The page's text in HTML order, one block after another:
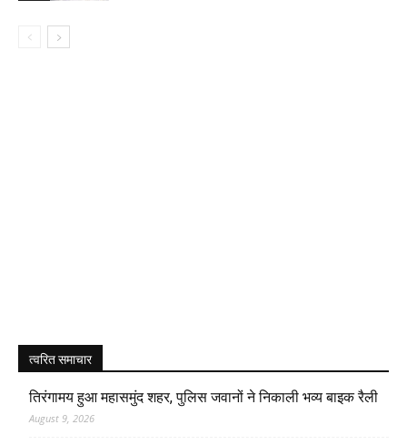
त्वरित समाचार
तिरंगामय हुआ महासमुंद शहर, पुलिस जवानों ने निकाली भव्य बाइक रैली
August 9, 2026